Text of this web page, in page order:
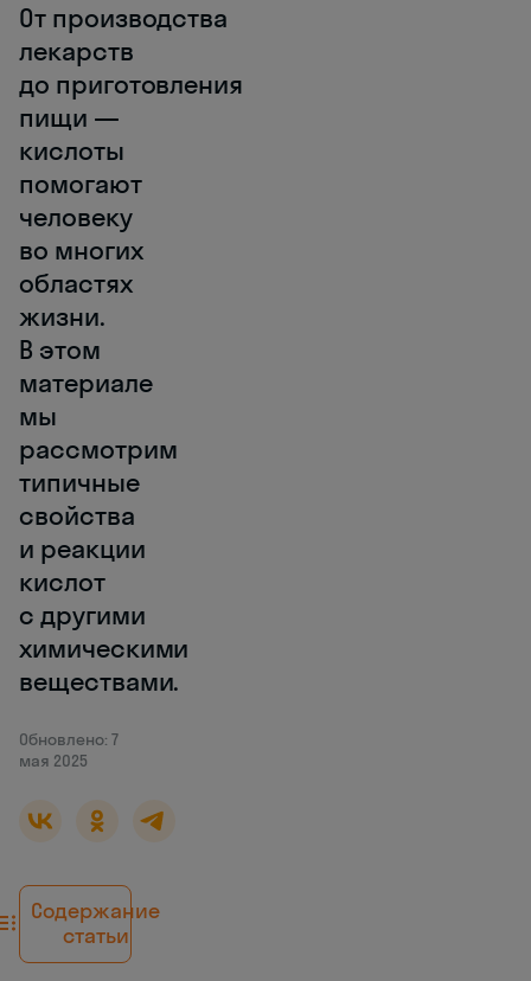
От производства
лекарств
до приготовления
пищи —
кислоты
помогают
человеку
во многих
областях
жизни.
В этом
материале
мы
рассмотрим
типичные
свойства
и реакции
кислот
с другими
химическими
веществами.
Обновлено: 7
мая 2025
Содержание
статьи